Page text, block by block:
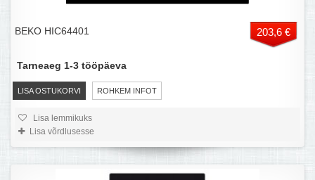
BEKO HIC64401 203,6 €
LISA OSTUKORVI ROHKEM INFOT
Tarneaeg 1-3 tööpäeva
Lisa lemmikuks
Lisa võrdlusesse